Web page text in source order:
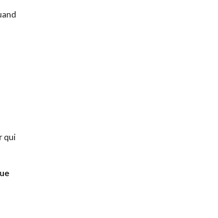
qui